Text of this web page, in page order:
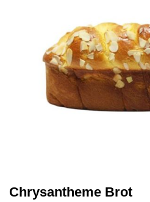
Chrysantheme Brot